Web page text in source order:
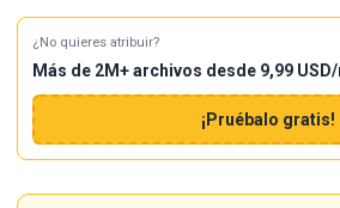
¿No quieres atribuir?
Más de 2M+ archivos desde 9,99
¡Pruébalo gratis!